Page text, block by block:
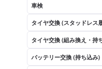
車検
タイヤ交換 (スタッドレス
タイヤ交換 (組み換え・持
バッテリー交換 (持ち込み)